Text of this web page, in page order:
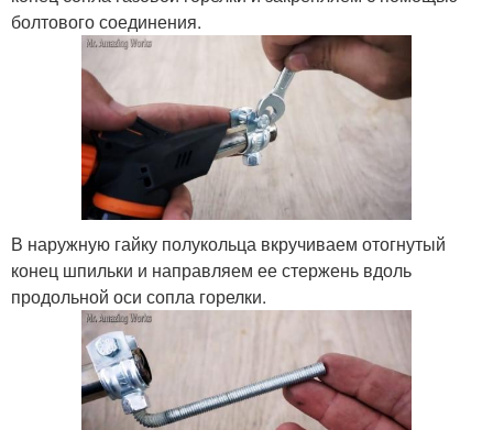
болтового соединения.
В наружную гайку полукольца вкручиваем отогнутый
конец шпильки и направляем ее стержень вдоль
продольной оси сопла горелки.